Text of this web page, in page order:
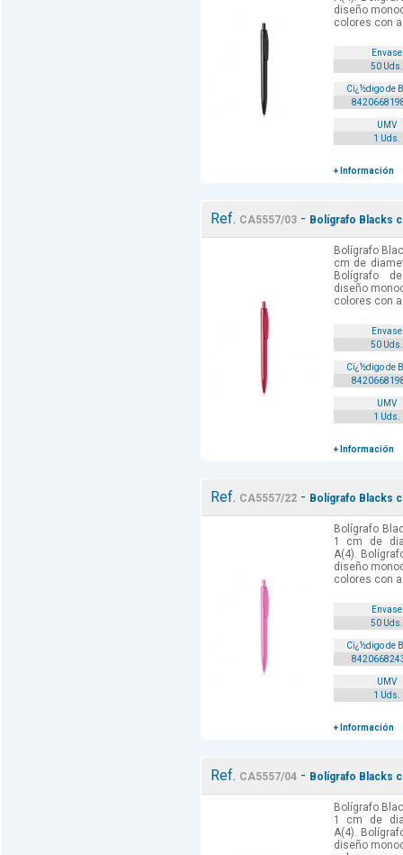
diseño
colores con
Envase
50 Uds.
Cï¿½digo de
UMV
1 Uds.
+ Información
Ref. CA5557/03- Bolígrafo Blacks
Bolígrafo
cm de
Bolígrafo
diseño
colores con
Envase
50 Uds.
Cï¿½digo de
UMV
1 Uds.
+ Información
Ref. CA5557/22- Bolígrafo Blacks
Bolígrafo
1 cm de
A(4).
diseño
colores con
Envase
50 Uds.
Cï¿½digo de
UMV
1 Uds.
+ Información
Ref. CA5557/04- Bolígrafo Blacks
Bolígrafo
1 cm de
A(4).
diseño